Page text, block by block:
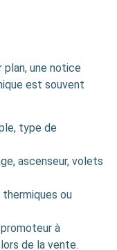
plan, une notice
est souvent
type de
ascenseur, volets
ou
à
de la vente.